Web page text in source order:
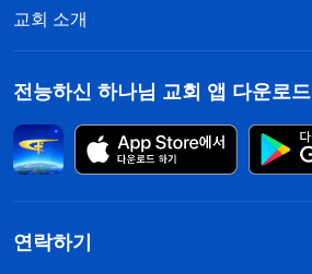
교회 소개
전능하신 하나님 교회 앱 다운로드
연락하기